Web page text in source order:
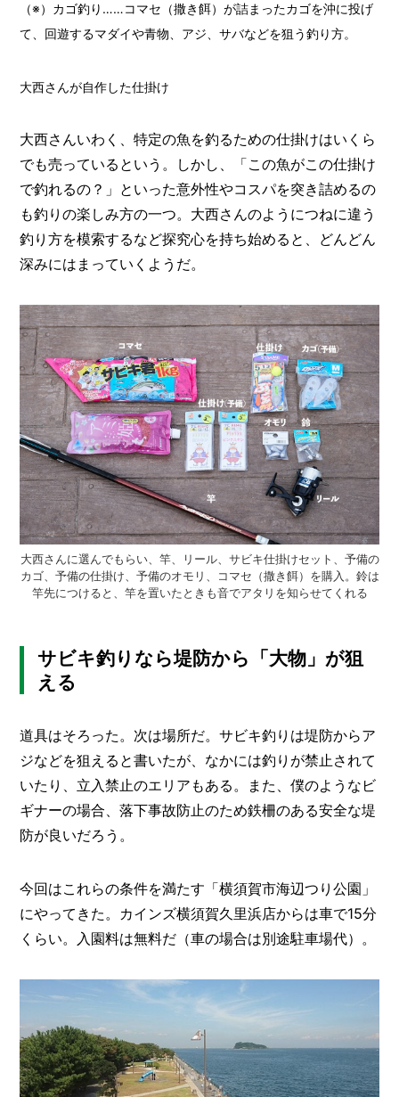
（※）カゴ釣り……コマセ（撒き餌）が詰まったカゴを沖に投げ
て、回遊するマダイや青物、アジ、サバなどを狙う釣り方。
大西さんが自作した仕掛け
大西さんいわく、特定の魚を釣るための仕掛けはいくら
でも売っているという。しかし、「この魚がこの仕掛け
で釣れるの？」といった意外性やコスパを突き詰めるの
も釣りの楽しみ方の一つ。大西さんのようにつねに違う
釣り方を模索するなど探究心を持ち始めると、どんどん
深みにはまっていくようだ。
大西さんに選んでもらい、竿、リール、サビキ仕掛けセット、予備の
カゴ、予備の仕掛け、予備のオモリ、コマセ（撒き餌）を購入。鈴は
竿先につけると、竿を置いたときも音でアタリを知らせてくれる
サビキ釣りなら堤防から「大物」が狙
える
道具はそろった。次は場所だ。サビキ釣りは堤防からア
ジなどを狙えると書いたが、なかには釣りが禁止されて
いたり、立入禁止のエリアもある。また、僕のようなビ
ギナーの場合、落下事故防止のため鉄柵のある安全な堤
防が良いだろう。
今回はこれらの条件を満たす「横須賀市海辺つり公園」
にやってきた。カインズ横須賀久里浜店からは車で15分
くらい。入園料は無料だ（車の場合は別途駐車場代）。